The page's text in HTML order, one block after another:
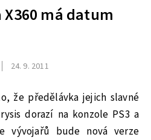
X360 má datum
24. 9. 2011
že předělávka jejich slavné
dorazí na konzole PS3 a
vývojařů bude nová verze